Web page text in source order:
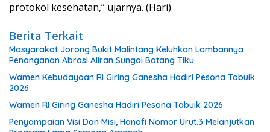
protokol kesehatan,” ujarnya. (Hari)
Berita Terkait
Masyarakat Jorong Bukit Malintang Keluhkan Lambannya
Penanganan Abrasi Aliran Sungai Batang Tiku
Wamen Kebudayaan RI Giring Ganesha Hadiri Pesona Tabuik
2026
Wamen RI Giring Ganesha Hadiri Pesona Tabuik 2026
Penyampaian Visi Dan Misi, Hanafi Nomor Urut.3 Melanjutkan